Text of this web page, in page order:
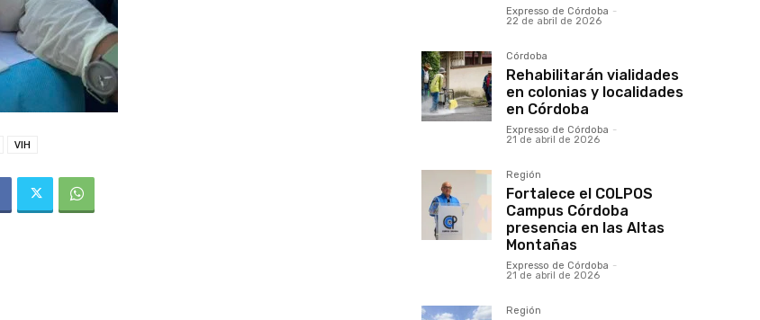
VIH
Expresso de Córdoba -
22 de abril de 2026
Córdoba
Rehabilitarán vialidades
en colonias y localidades
en Córdoba
Expresso de Córdoba -
21 de abril de 2026
Región
Fortalece el COLPOS
Campus Córdoba
presencia en las Altas
Montañas
Expresso de Córdoba -
21 de abril de 2026
Región